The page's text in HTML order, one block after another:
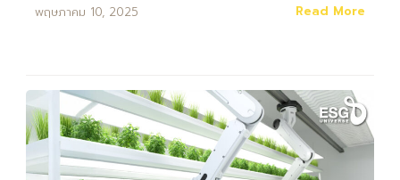
พฤษภาคม 10, 2025 Read More